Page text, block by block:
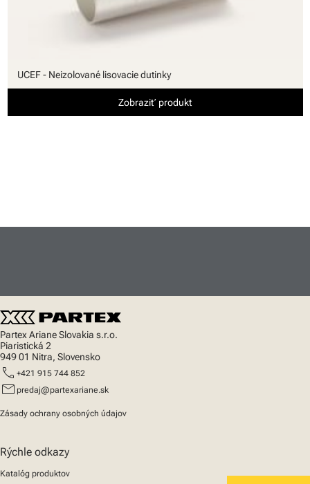
UCEF - Neizolované lisovacie dutinky
Zobraziť produkt
Partex Ariane Slovakia s.r.o.
Piaristická 2
949 01 Nitra, Slovensko
call +421 915 744 852
mail predaj@partexariane.sk
Zásady ochrany osobných údajov
Rýchle odkazy
Katalóg produktov